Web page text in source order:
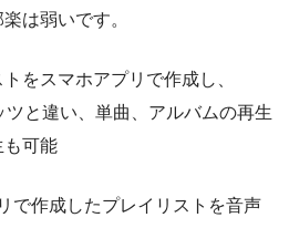
は弱いです。
をスマホアプリで作成し、
と違い、単曲、アルバムの再生
も可能
で作成したプレイリストを音声